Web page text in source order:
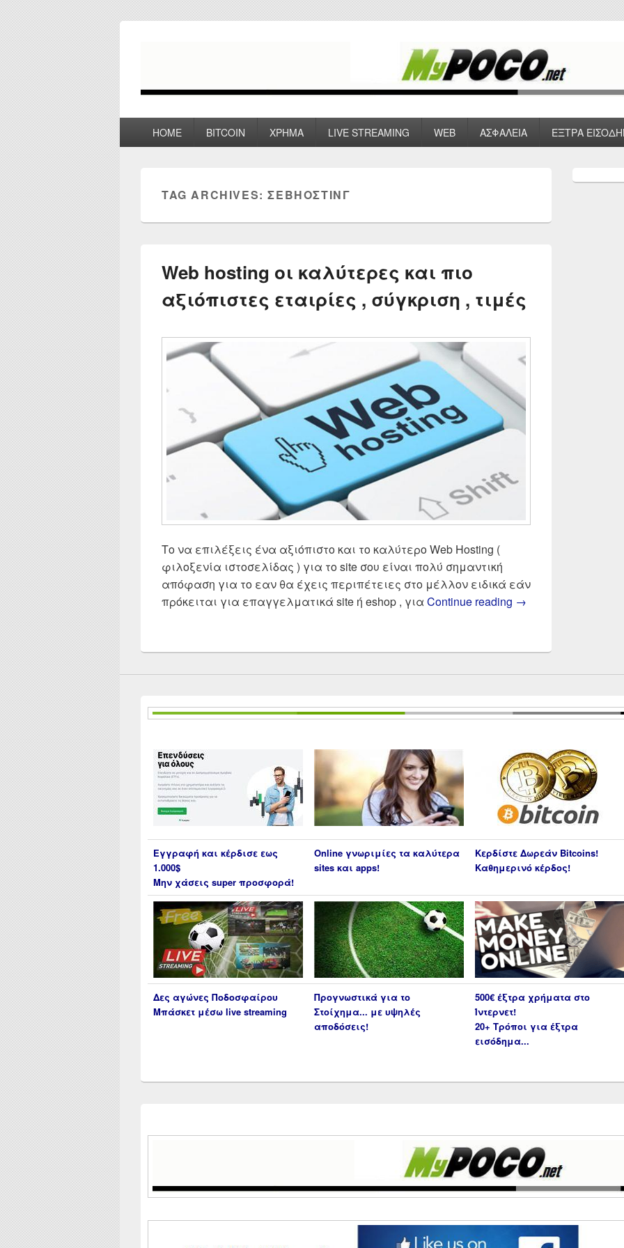
HOME BITCOIN ΧΡΗΜΑ LIVE STREAMING WEB ΑΣΦΑΛΕΙΑ ΕΞΤΡΑ
TAG ARCHIVES:ΣΕΒΗΟΣΤΙΝΓ
Web hosting οι καλύτερες και πιο
αξιόπιστες εταιρίες , σύγκριση , τιμές
Το να επιλέξεις ένα αξιόπιστο και το καλύτερο Web Hosting (
φιλοξενία ιστοσελίδας ) για το site σου είναι πολύ σημαντική
απόφαση για το εαν θα έχεις περιπέτειες στο μέλλον ειδικά εάν
πρόκειται για επαγγελματικά site ή eshop , για Continue reading Web hosting οι
→
Sidebar
Εγγραφή και κέρδισε εως
1.000$
Μην χάσεις super προσφορά!
Online γνωριμίες τα καλύτερα
sites και apps!
Κερδίστε Δωρεάν Bitcoins!
Καθημερινό κέρδος!
Δες αγώνες Ποδοσφαίρου
Μπάσκετ μέσω live streaming
Προγνωστικά για το
Στοίχημα... με υψηλές
αποδόσεις!
500€ έξτρα χρήματα στο
Ίντερνετ!
20+ Τρόποι για έξτρα
εισόδημα...